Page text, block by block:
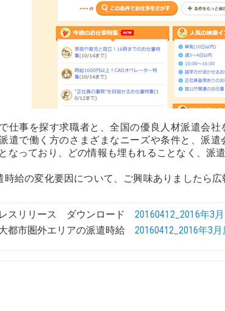
仕事を探す求職者と、全国の優良人材派遣会
遣で働く方のさまざまなニーズや条件と、派
なっており、どの情報も埋もれることなく、派
時給の変化要因について、ご興味ありましたら広
スリリース ダウンロード 20160412_2016年3
都市圏外エリアの派遣時給 20160412_2016年3